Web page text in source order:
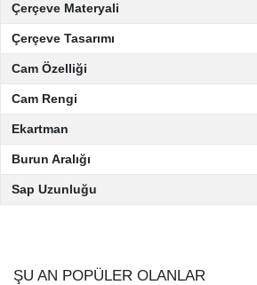
Çerçeve Materyali
Çerçeve Tasarımı
Cam Özelliği
Cam Rengi
Ekartman
Burun Aralığı
Sap Uzunluğu
ŞU AN POPÜLER OLANLAR